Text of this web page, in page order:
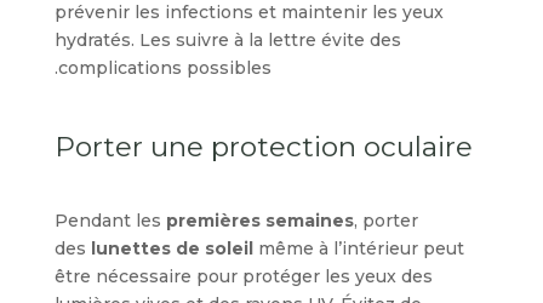
prévenir les infections et maintenir les yeux
hydratés. Les suivre à la lettre évite des
complications possibles.
Porter une protection oculaire
Pendant les premières semaines, porter
des lunettes de soleilmême à l’intérieur peut
être nécessaire pour protéger les yeux des